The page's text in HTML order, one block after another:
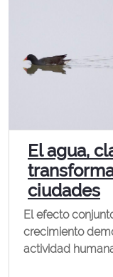
El agua,
ciudades
El efecto
crecimiento
actividad